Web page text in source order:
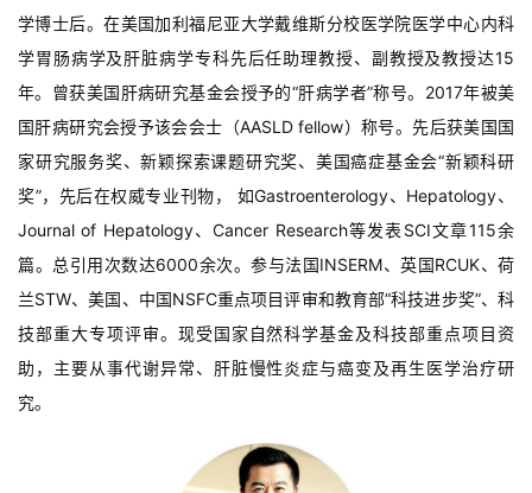
学博士后。在美国加利福尼亚大学戴维斯分校医学院医学中心内科
学胃肠病学及肝脏病学专科先后任助理教授、副教授及教授达15
年。曾获美国肝病研究基金会授予的“肝病学者”称号。2017年被美
国肝病研究会授予该会会士（AASLD fellow）称号。先后获美国国
家研究服务奖、新颖探索课题研究奖、美国癌症基金会“新颖科研
奖”，先后在权威专业刊物， 如Gastroenterology、Hepatology、
Journal of Hepatology、Cancer Research等发表SCI文章115余
篇。总引用次数达6000余次。参与法国INSERM、英国RCUK、荷
兰STW、美国、中国NSFC重点项目评审和教育部“科技进步奖”、科
技部重大专项评审。现受国家自然科学基金及科技部重点项目资
助，主要从事代谢异常、肝脏慢性炎症与癌变及再生医学治疗研
究。